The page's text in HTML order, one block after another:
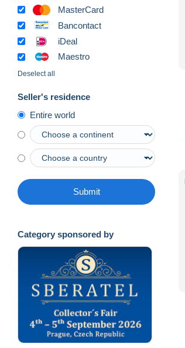
MasterCard
Bancontact
iDeal
Maestro
Deselect all
Seller's residence
Entire world
Submit
Category sponsored by